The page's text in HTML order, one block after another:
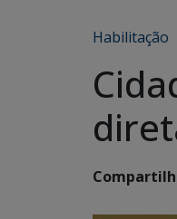
Habilitação